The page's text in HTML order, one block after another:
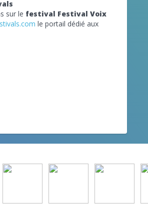
sur le festival Festival Voix
le portail dédié aux